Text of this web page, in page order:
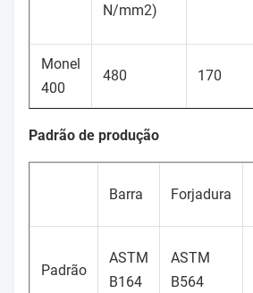
N/mm2)
Monel
400
480 170
Padrão de produção
Barra Forjadura
Padrão
ASTM
B164
ASTM
B564